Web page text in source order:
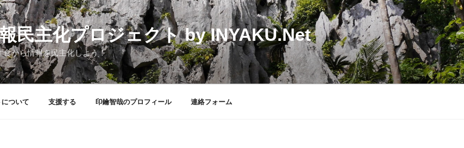
民主化プロジェクト by INYAKU.Net
から情報を民主化しよう！
ついて 支援する 印鑰智哉のプロフィール 連絡フォーム